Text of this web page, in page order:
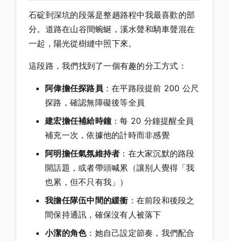
石碇到深坑的段落是整趟路程中我最喜歡的部
分。道路在山谷間蜿蜒，溪水聲和騎車聲混在
一起，陽光從樹縫中照下來。
這段路，我們找到了一個有趣的分工方式：
阿偉擔任探路員 ：在平路段提前 200 公尺
探路，確認無障礙後等全員
建宏擔任補給時鐘：每 20 分鐘提醒全員
補充一次，依據他的計時而非感覺
阿明擔任氣氛維持者 ：在大家沉默的路段
開話題，或者帶頭喊累（讓别人覺得「我
也累，但不只有我」）
我擔任隊伍中間的緩衝：在前段和後段之
間保持通訊，確保沒有人被落下
小潔的角色：她自己設定節奏，我們配合